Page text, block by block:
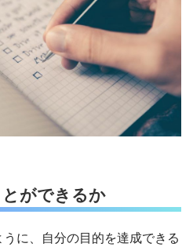
ができるか
に、自分の目的を達成できる